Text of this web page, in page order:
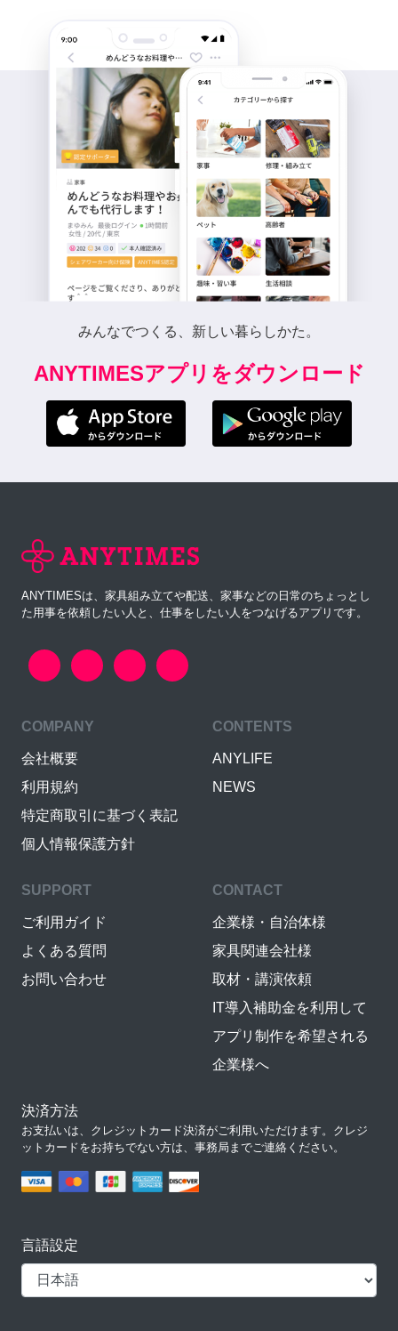
みんなでつくる、新しい暮らしかた。
ANYTIMESアプリをダウンロード
ANYTIMESは、家具組み立てや配送、家事などの日常のちょっとし
た用事を依頼したい人と、仕事をしたい人をつなげるアプリです。
COMPANY
会社概要
利用規約
特定商取引に基づく表記
個人情報保護方針
CONTENTS
ANYLIFE
NEWS
SUPPORT
ご利用ガイド
よくある質問
お問い合わせ
CONTACT
企業様・自治体様
家具関連会社様
取材・講演依頼
IT導入補助金を利用して
アプリ制作を希望される
企業様へ
決済方法
お支払いは、クレジットカード決済がご利用いただけます。クレジ
ットカードをお持ちでない方は、事務局までご連絡ください。
言語設定